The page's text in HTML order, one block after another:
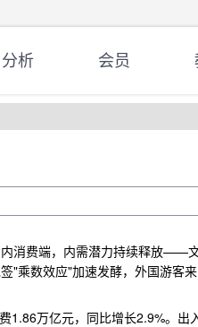
分析 会员
内消费端，内需潜力持续释放——
"乘数效应"加速发酵，外国游客来
1.86万亿元，同比增长2.9%。出